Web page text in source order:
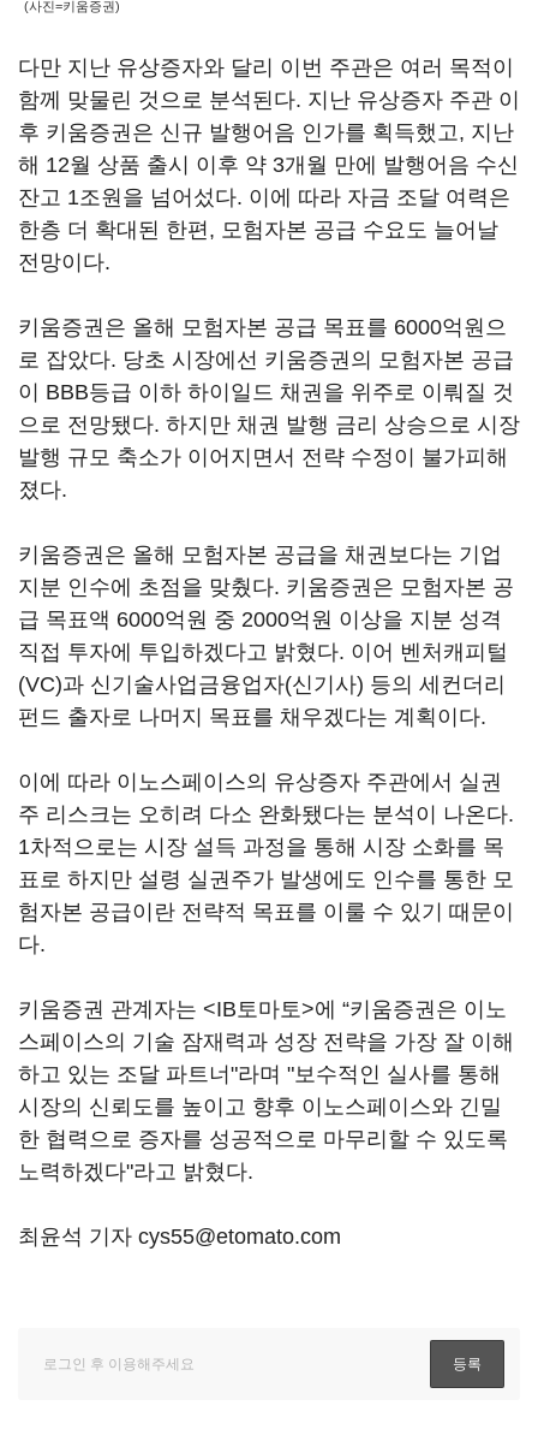
(사진=키움증권)
다만 지난 유상증자와 달리 이번 주관은 여러 목적이
함께 맞물린 것으로 분석된다. 지난 유상증자 주관 이
후 키움증권은 신규 발행어음 인가를 획득했고, 지난
해 12월 상품 출시 이후 약 3개월 만에 발행어음 수신
잔고 1조원을 넘어섰다. 이에 따라 자금 조달 여력은
한층 더 확대된 한편, 모험자본 공급 수요도 늘어날
전망이다.
키움증권은 올해 모험자본 공급 목표를 6000억원으
로 잡았다. 당초 시장에선 키움증권의 모험자본 공급
이 BBB등급 이하 하이일드 채권을 위주로 이뤄질 것
으로 전망됐다. 하지만 채권 발행 금리 상승으로 시장
발행 규모 축소가 이어지면서 전략 수정이 불가피해
졌다.
키움증권은 올해 모험자본 공급을 채권보다는 기업
지분 인수에 초점을 맞췄다. 키움증권은 모험자본 공
급 목표액 6000억원 중 2000억원 이상을 지분 성격
직접 투자에 투입하겠다고 밝혔다. 이어 벤처캐피털
(VC)과 신기술사업금융업자(신기사) 등의 세컨더리
펀드 출자로 나머지 목표를 채우겠다는 계획이다.
이에 따라 이노스페이스의 유상증자 주관에서 실권
주 리스크는 오히려 다소 완화됐다는 분석이 나온다.
1차적으로는 시장 설득 과정을 통해 시장 소화를 목
표로 하지만 설령 실권주가 발생에도 인수를 통한 모
험자본 공급이란 전략적 목표를 이룰 수 있기 때문이
다.
키움증권 관계자는 <IB토마토>에 “키움증권은 이노
스페이스의 기술 잠재력과 성장 전략을 가장 잘 이해
하고 있는 조달 파트너"라며 "보수적인 실사를 통해
시장의 신뢰도를 높이고 향후 이노스페이스와 긴밀
한 협력으로 증자를 성공적으로 마무리할 수 있도록
노력하겠다"라고 밝혔다.
최윤석 기자 cys55@etomato.com